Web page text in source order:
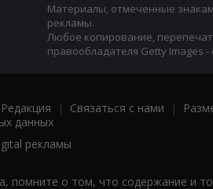
Материалы, отмеченные
рекламы.
Любое копирование,
правообладателя Getty Images
Редакция | Связаться с нами |
данных
рекламы
помните о том, что содержание и